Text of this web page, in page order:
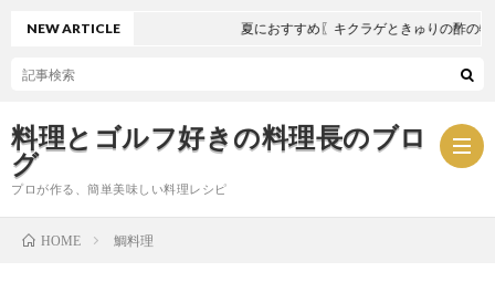
料理とゴルフ好きの料理長のブロ
グ
プロが作る、簡単美味しい料理レシピ
NEW ARTICLE 夏におすすめ〖キクラゲときゅりの酢の物〗
HOME 鯛料理